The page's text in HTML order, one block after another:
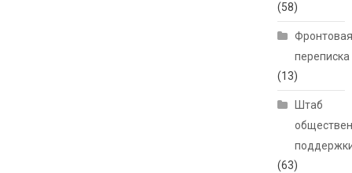
(58)
переписка
(13)
Штаб
(63)